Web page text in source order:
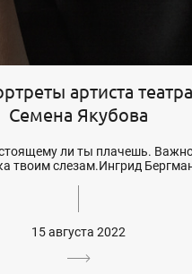
артиста
Семена Якубова
ли ты плачешь.
твоим слезам.Ингрид
15 августа 2022